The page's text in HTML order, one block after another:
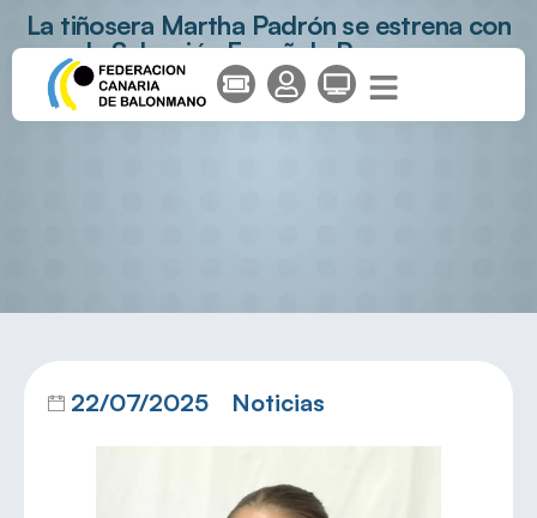
La tiñosera Martha Padrón se estrena con
la Selección Española Promesas
22/07/2025 Noticias